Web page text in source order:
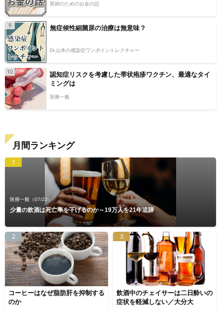
医師のためのお金の話
9 無症候性細菌尿の治療は無意味？
Dr.山本の感染症ワンポイントレクチャー
10
認知症リスクを考慮した帯状疱疹ワクチン、最適なタイ
ミングは
医療一般
月間ランキング
1
医療一般 （07/22）
少量の飲酒は死亡率を下げるのか～19万人を21年追跡
2
コーヒーはなぜ脂肪肝を抑制する
のか
3
飲酒中のチェイサーは二日酔いの
症状を軽減しない／大分大